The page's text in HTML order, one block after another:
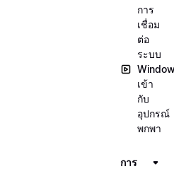
การ
เชื่อม
ต่อ
ระบบ
เข้า
กับ
อุปกรณ์
พกพา
การ